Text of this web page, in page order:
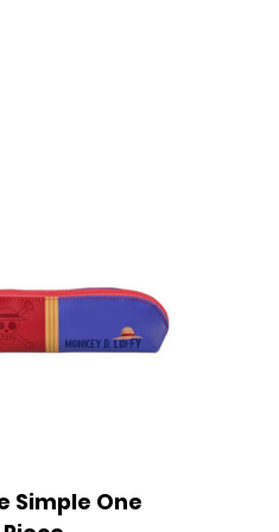
Simple One